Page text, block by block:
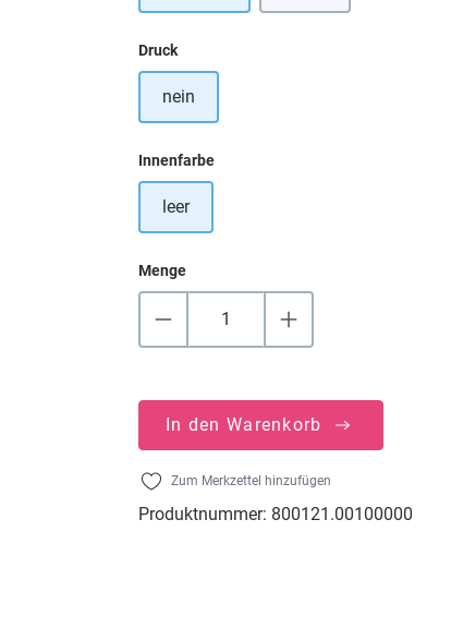
Druckauswählen
nein
Innenfarbeauswählen
leer
Menge
In den Warenkorb
Zum Merkzettel hinzufügen
Produktnummer: 800121.00100000